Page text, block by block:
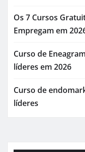
Os 7 Cursos
Empregam em
Curso de
líderes em 2026
Curso de
líderes